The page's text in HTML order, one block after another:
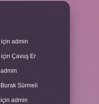
için admin
için Çavuş Er
admin
Burak Sürmeli
için admin